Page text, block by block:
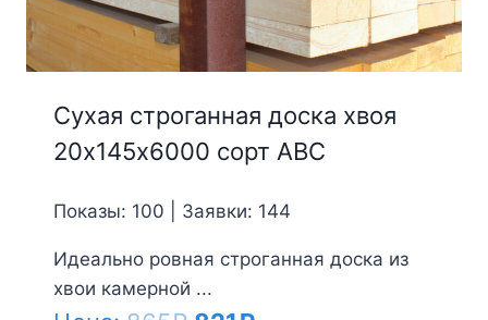
Сухая строганная доска хвоя
20х145х6000 сорт АВС
Показы: 100 | Заявки: 144
Идеально ровная строганная доска из
хвои камерной ...